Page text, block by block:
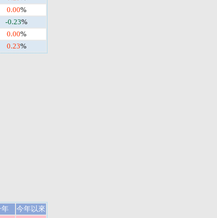
0.00%
-0.23%
0.00%
0.23%
年 今年以來